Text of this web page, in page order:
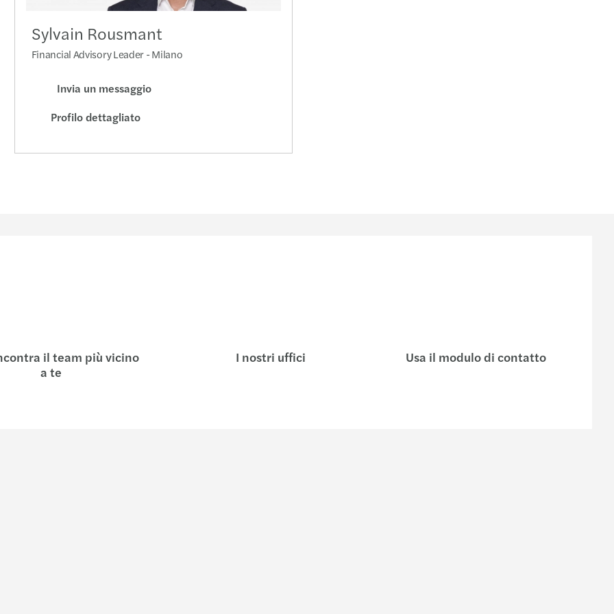
Sylvain Rousmant
Financial Advisory Leader - Milano
Invia un messaggio
Profilo dettagliato
il team più vicino
a te
I nostri uffici Usa il modulo di contatto